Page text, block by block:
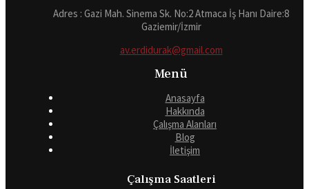
Adres : Gazi Mah. Sinema Sk. No:2 Atmaca İş Hanı Daire:8
Gaziemir/İzmir
av.erdidurak@gmail.com
Menü
Anasayfa
Hakkında
Çalışma Alanları
Blog
İletişim
Çalışma Saatleri